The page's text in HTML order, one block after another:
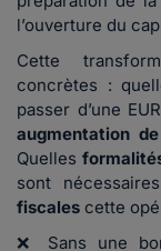
l’ouverture du
Cette
concrètes :
passer d’une
augmentation
Quelles
sont
fiscales cette
❌ Sans une